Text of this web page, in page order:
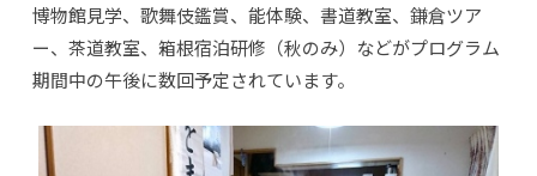
博物館見学、歌舞伎鑑賞、能体験、書道教室、鎌倉ツア
ー、茶道教室、箱根宿泊研修（秋のみ）などがプログラム
期間中の午後に数回予定されています。